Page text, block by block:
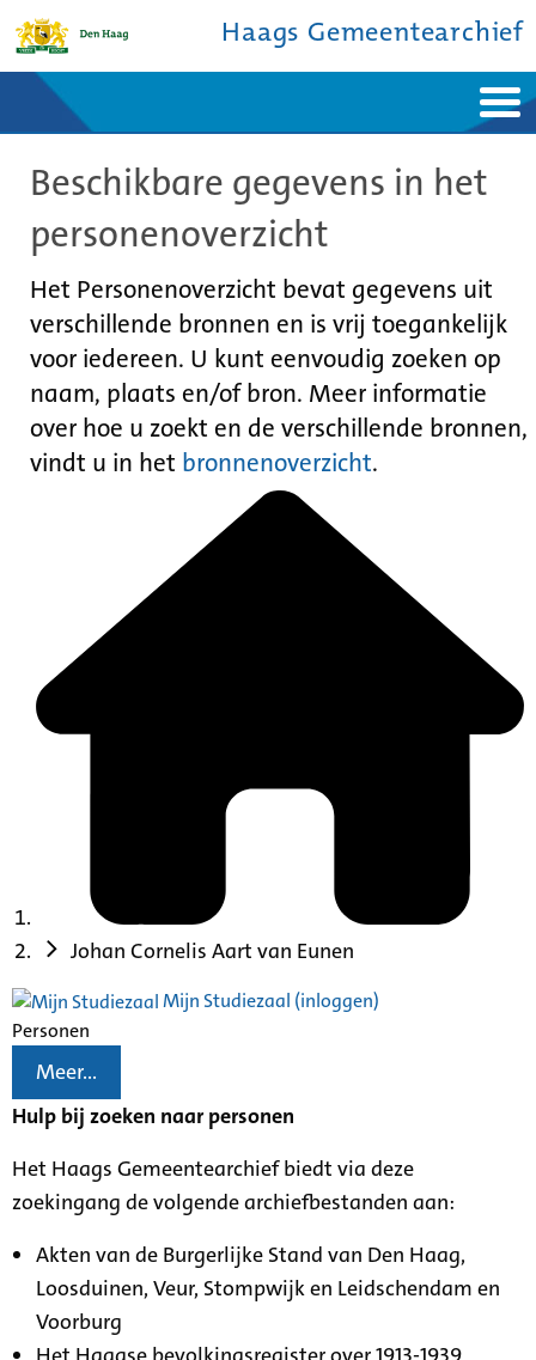
Haags Gemeentearchief
Ontdek de stad
De studiezaal
Bronnen en collecties
Contact
Beschikbare gegevens in het
personenoverzicht
Het Personenoverzicht bevat gegevens uit
verschillende bronnen en is vrij toegankelijk
voor iedereen. U kunt eenvoudig zoeken op
naam, plaats en/of bron. Meer informatie
over hoe u zoekt en de verschillende bronnen,
vindt u in het bronnenoverzicht.
Johan Cornelis Aart van Eunen
Mijn Studiezaal (inloggen)
Personen
Meer...
Hulp bij zoeken naar personen
Het Haags Gemeentearchief biedt via deze
zoekingang de volgende archiefbestanden aan:
Akten van de Burgerlijke Stand van Den Haag,
Loosduinen, Veur, Stompwijk en Leidschendam en
Voorburg